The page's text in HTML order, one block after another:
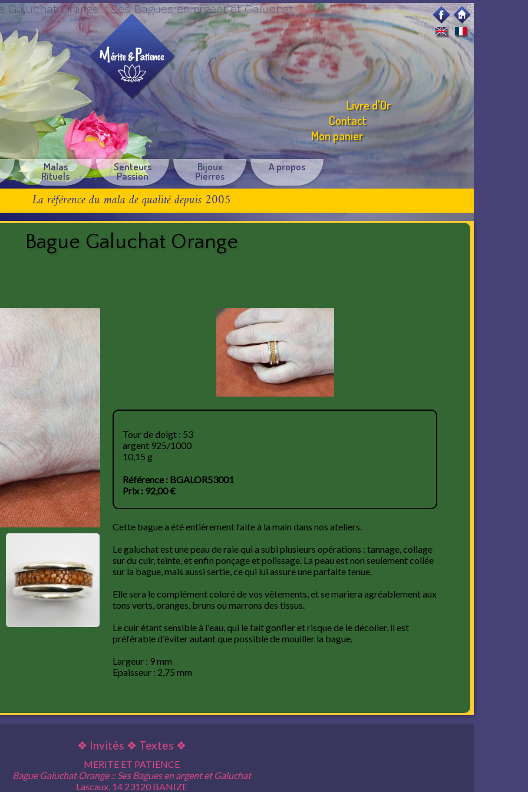
Galuchat Orange :: Ses Bagues en argent et Galuchat
Malas
Rituels
Senteurs
Passion
Bijoux
Pierres
A propos
Livre d'Or
Contact
Mon panier
La référence du mala de qualité depuis 2005
Bague Galuchat Orange
Tour de doigt : 53
argent 925/1000
10,15 g
Référence : BGALOR53001
Prix : 92,00 €
Cette bague a été entièrement faite à la main dans nos ateliers.
Le galuchat est une peau de raie qui a subi plusieurs opérations : tannage, collage
sur du cuir, teinte, et enfin ponçage et polissage. La peau est non seulement collée
sur la bague, mais aussi sertie, ce qui lui assure une parfaite tenue.
Elle sera le complément coloré de vos vêtements, et se mariera agréablement aux
tons verts, oranges, bruns ou marrons des tissus.
Le cuir étant sensible à l'eau, qui le fait gonfler et risque de le décoller, il est
préférable d'éviter autant que possible de mouiller la bague.
Largeur : 9 mm
Epaisseur : 2,75 mm
❖ Invités ❖ Textes ❖
MERITE ET PATIENCE
Bague Galuchat Orange :: Ses Bagues en argent et Galuchat
Lascaux, 14 23120 BANIZE